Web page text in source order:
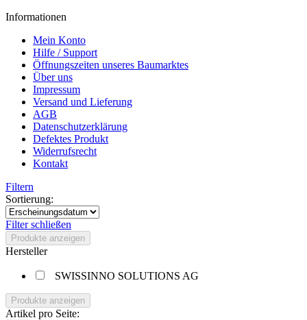
Informationen
Mein Konto
Hilfe / Support
Öffnungszeiten unseres Baumarktes
Über uns
Impressum
Versand und Lieferung
AGB
Datenschutzerklärung
Defektes Produkt
Widerrufsrecht
Kontakt
Filtern
Sortierung:
Filter schließen
Produkte anzeigen
Hersteller
SWISSINNO SOLUTIONS AG
Produkte anzeigen
Artikel pro Seite: